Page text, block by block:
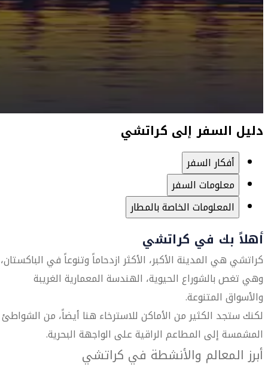
دليل السفر إلى كراتشي
أفكار السفر
معلومات السفر
المعلومات الخاصة بالمطار
أهلاً بك في كراتشي
كراتشي هي المدينة الأكبر، الأكثر ازدحاماً وتنوعاً في الباكستان،
وهي تغص بالشوراع الحيوية، الهندسة المعمارية الغريبة
والأسواق المتنوعة.
لكنك ستجد الكثير من الأماكن للاسترخاء هنا أيضاً، من الشواطئ
المشمسة إلى المطاعم الراقية على الواجهة البحرية.
أبرز المعالم والأنشطة في كراتشي